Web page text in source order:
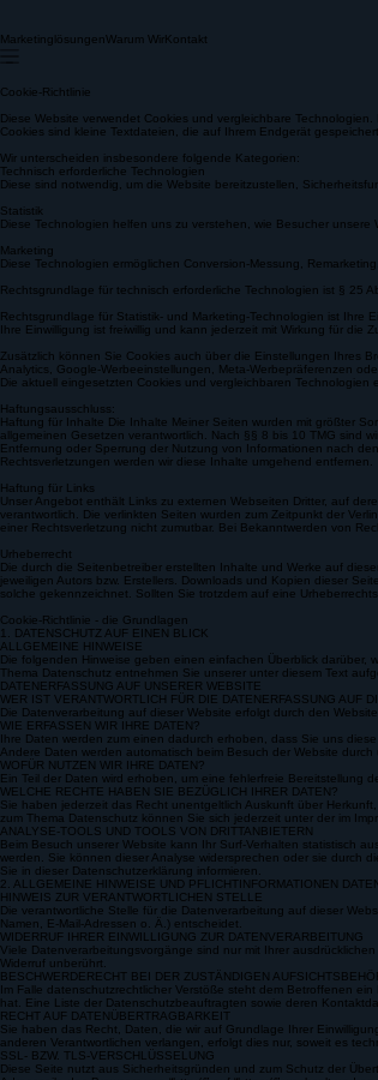
Marketinglösungen
Cookie-Richtlinie
Cookies sind kleine Textdateien, die auf Ihrem Endgerät
Wir unterscheiden insbesondere folgende Kategorien:
Diese sind notwendig, um die Website bereitzustellen,
Diese Technologien helfen uns zu verstehen, wie Besucher
Diese Technologien ermöglichen Conversion-Messung,
Rechtsgrundlage für technisch erforderliche Technologien ist § 25
Ihre Einwilligung ist freiwillig und kann jederzeit mit Wirkung für die
Zusätzlich können Sie Cookies auch über die Einstellungen Ihres
Die aktuell eingesetzten Cookies und vergleichbaren Technologien
Haftungsausschluss:
Haftung für Inhalte Die Inhalte Meiner Seiten wurden mit größter
allgemeinen Gesetzen verantwortlich. Nach §§ 8 bis 10 TMG sind
Rechtsverletzungen werden wir diese Inhalte umgehend entfernen.
Haftung für Links
Unser Angebot enthält Links zu externen Webseiten Dritter, auf
einer Rechtsverletzung nicht zumutbar. Bei Bekanntwerden von
Urheberrecht
Die durch die Seitenbetreiber erstellten Inhalte und Werke auf
solche gekennzeichnet. Sollten Sie trotzdem auf eine
Cookie-Richtlinie - die Grundlagen
1. DATENSCHUTZ AUF EINEN BLICK
ALLGEMEINE HINWEISE
Die folgenden Hinweise geben einen einfachen Überblick darüber,
Thema Datenschutz entnehmen Sie unserer unter diesem Text
DATENERFASSUNG AUF UNSERER WEBSITE
WER IST VERANTWORTLICH FÜR DIE DATENERFASSUNG AUF
Die Datenverarbeitung auf dieser Website erfolgt durch den
WIE ERFASSEN WIR IHRE DATEN?
Ihre Daten werden zum einen dadurch erhoben, dass Sie uns
Andere Daten werden automatisch beim Besuch der Website
WOFÜR NUTZEN WIR IHRE DATEN?
Ein Teil der Daten wird erhoben, um eine fehlerfreie Bereitstellung
WELCHE RECHTE HABEN SIE BEZÜGLICH IHRER DATEN?
Sie haben jederzeit das Recht unentgeltlich Auskunft über
zum Thema Datenschutz können Sie sich jederzeit unter der im
ANALYSE-TOOLS UND TOOLS VON DRITTANBIETERN
Beim Besuch unserer Website kann Ihr Surf-Verhalten statistisch
werden. Sie können dieser Analyse widersprechen oder sie durch
Sie in dieser Datenschutzerklärung informieren.
2. ALLGEMEINE HINWEISE UND PFLICHTINFORMATIONEN
HINWEIS ZUR VERANTWORTLICHEN STELLE
Die verantwortliche Stelle für die Datenverarbeitung auf dieser
Namen, E-Mail-Adressen o. Ä.) entscheidet.
WIDERRUF IHRER EINWILLIGUNG ZUR DATENVERARBEITUNG
Viele Datenverarbeitungsvorgänge sind nur mit Ihrer
Widerruf unberührt.
BESCHWERDERECHT BEI DER ZUSTÄNDIGEN
Im Falle datenschutzrechtlicher Verstöße steht dem Betroffenen
hat. Eine Liste der Datenschutzbeauftragten sowie deren
RECHT AUF DATENÜBERTRAGBARKEIT
Sie haben das Recht, Daten, die wir auf Grundlage Ihrer
anderen Verantwortlichen verlangen, erfolgt dies nur, soweit es